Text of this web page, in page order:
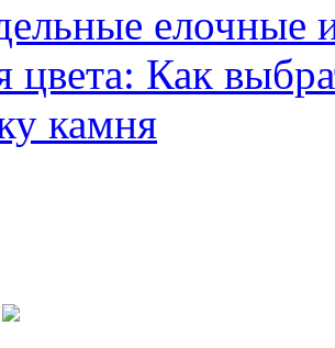
елочные
цвета: Как
камня